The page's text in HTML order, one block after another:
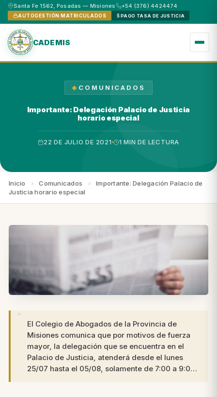
Santa Fe 1562, Posadas — Misiones +54 (376) 4424474
AUTOGESTIÓN MATRICULADOS PAGO TASA DE JUSTICIA
CADEMIS
COMUNICADOS
Importante: Delegación Palacio de Justicia
horario especial
22 DE JULIO DE 2021 1 MIN DE LECTURA
Inicio › Comunicados ›
Importante: Delegación Palacio de
Justicia horario especial
El Colegio de Abogados de la Provincia de
Misiones comunica que por motivos de fuerza
mayor, la delegación que se encuentra en el
Palacio de Justicia, atenderá desde el lunes
25/07 hasta el 05/08, solamente de 7:00 a 9:0…